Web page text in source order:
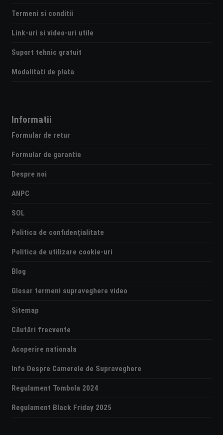
Termeni si conditii
Link-uri si video-uri utile
Suport tehnic gratuit
Modalitati de plata
Informatii
Formular de retur
Formular de garantie
Despre noi
ANPC
SOL
Politica de confidențialitate
Politica de utilizare cookie-uri
Blog
Glosar termeni supraveghere video
Sitemap
Căutări frecvente
Acoperire nationala
Info Despre Camerele de Supraveghere
Regulament Tombola 2024
Regulament Black Friday 2025